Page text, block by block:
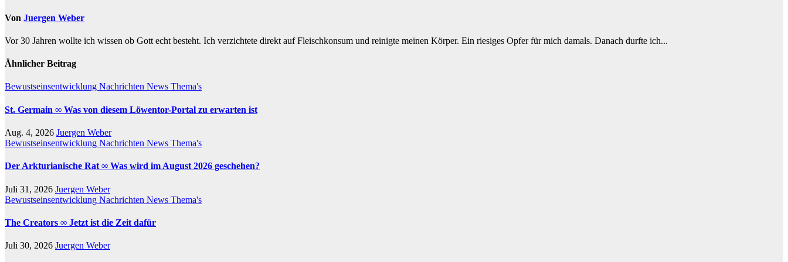
Von Juergen Weber
Vor 30 Jahren wollte ich wissen ob Gott echt besteht. Ich verzichtete direkt auf Fleischkonsum und reinigte meinen Körper. Ein riesiges Opfer für mich damals. Danach durfte ich...
Ähnlicher Beitrag
Bewustseinsentwicklung Nachrichten News Thema's
St. Germain ∞ Was von diesem Löwentor-Portal zu erwarten ist
Aug. 4, 2026 Juergen Weber
Bewustseinsentwicklung Nachrichten News Thema's
Der Arkturianische Rat ∞ Was wird im August 2026 geschehen?
Juli 31, 2026 Juergen Weber
Bewustseinsentwicklung Nachrichten News Thema's
The Creators ∞ Jetzt ist die Zeit dafür
Juli 30, 2026 Juergen Weber